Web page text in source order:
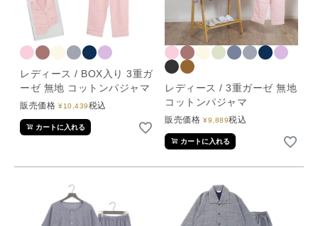
レディース / BOX入り 3重ガ
ーゼ 無地 コットンパジャマ
販売価格 ¥10,439税込
カートに入れる
レディース / 3重ガーゼ 無地
コットンパジャマ
販売価格 ¥9,889税込
カートに入れる